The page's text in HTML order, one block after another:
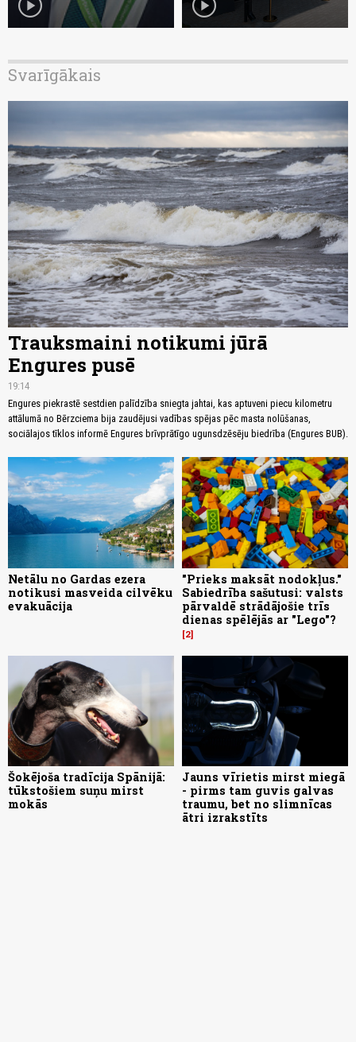
Svarīgākais
Trauksmaini notikumi jūrā
Engures pusē
19:14
Engures piekrastē sestdien palīdzība sniegta jahtai, kas aptuveni piecu kilometru
attālumā no Bērzciema bija zaudējusi vadības spējas pēc masta nolūšanas,
sociālajos tīklos informē Engures brīvprātīgo ugunsdzēsēju biedrība (Engures BUB).
Netālu no Gardas ezera
notikusi masveida cilvēku
evakuācija
"Prieks maksāt nodokļus."
Sabiedrība sašutusi: valsts
pārvaldē strādājošie trīs
dienas spēlējās ar "Lego"?
2
Šokējoša tradīcija Spānijā:
tūkstošiem suņu mirst
mokās
Jauns vīrietis mirst miegā
- pirms tam guvis galvas
traumu, bet no slimnīcas
ātri izrakstīts